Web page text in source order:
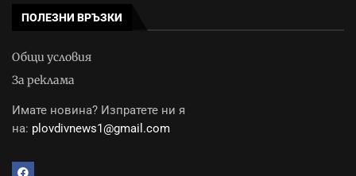
ПОЛЕЗНИ ВРЪЗКИ
Общи условия
За реклама
Имате новина? Изпратете ни я
на: plovdivnews1@gmail.com